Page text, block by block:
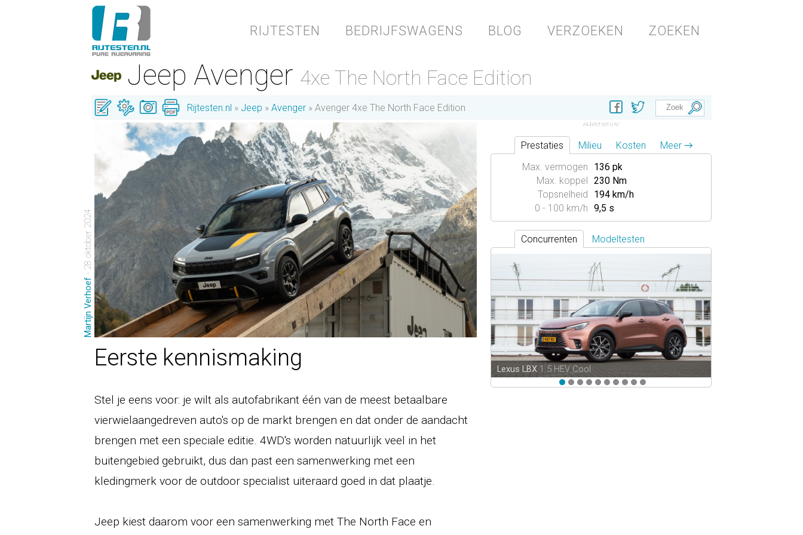
RIJTESTEN BEDRIJFSWAGENS BLOG VERZOEKEN ZOEKEN
Jeep Avenger 4xe The North Face Edition
Rijtesten.nl Jeep Avenger Avenger 4xe The North Face Edition
Martijn Verhoef
- 28 oktober 2024
Eerste kennismaking
Stel je eens voor: je wilt als autofabrikant één van de meest betaalbare
vierwielaangedreven auto's op de markt brengen en dat onder de aandacht
brengen met een speciale editie. 4WD's worden natuurlijk veel in het
buitengebied gebruikt, dus dan past een samenwerking met een
kledingmerk voor de outdoor specialist uiteraard goed in dat plaatje.
Jeep kiest daarom voor een samenwerking met The North Face en
Prestaties Milieu Kosten
Meer →
Max. vermogen
136 pk
Max. koppel 230 Nm
Topsnelheid
194 km/h
0 - 100 km/h 9,5 s
Concurrenten Modeltesten
Lexus LBX 1.5 HEV Cool